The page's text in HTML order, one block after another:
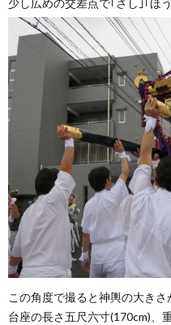
少し広めの交差点で｢さし｣｢ほ
この角度で撮ると神輿の大き
台座の長さ五尺六寸(170cm)、